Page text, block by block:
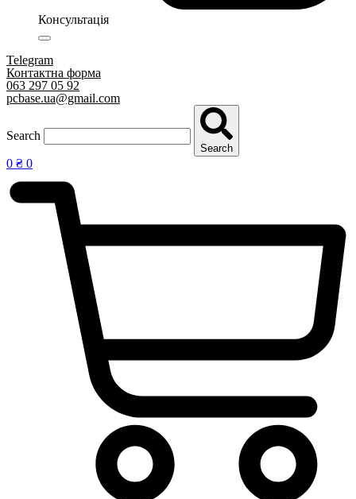
Консультація
Telegram
Контактна форма
063 297 05 92
pcbase.ua@gmail.com
Search
Search
0 ₴ 0